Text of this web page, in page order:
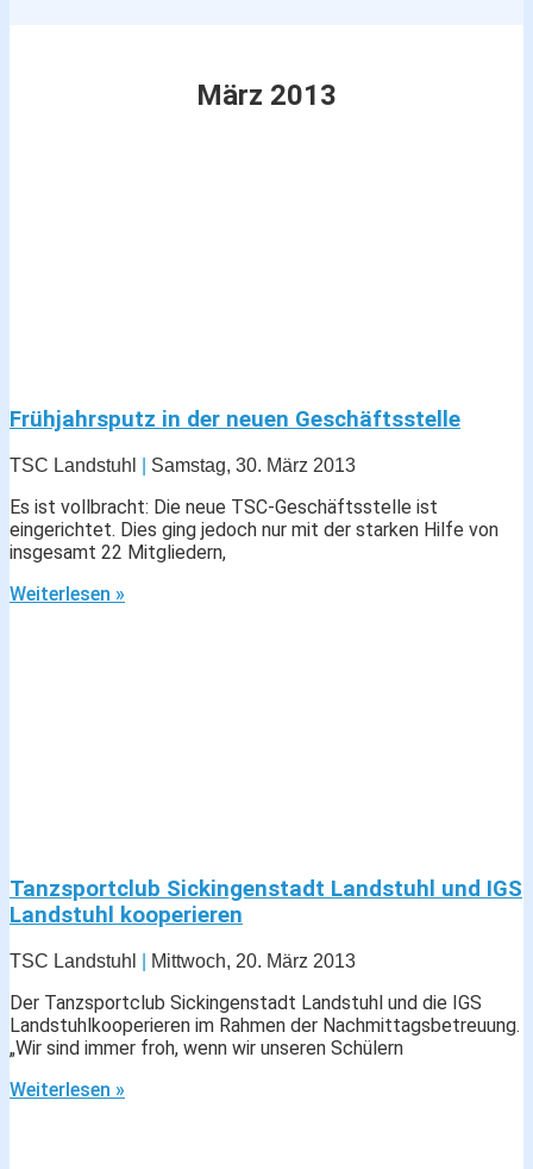
März 2013
Frühjahrsputz in der neuen Geschäftsstelle
TSC Landstuhl Samstag, 30. März 2013
Es ist vollbracht: Die neue TSC-Geschäftsstelle ist
eingerichtet. Dies ging jedoch nur mit der starken Hilfe von
insgesamt 22 Mitgliedern,
Weiterlesen »
Tanzsportclub Sickingenstadt Landstuhl und IGS
Landstuhl kooperieren
TSC Landstuhl Mittwoch, 20. März 2013
Der Tanzsportclub Sickingenstadt Landstuhl und die IGS
Landstuhlkooperieren im Rahmen der Nachmittagsbetreuung.
„Wir sind immer froh, wenn wir unseren Schülern
Weiterlesen »